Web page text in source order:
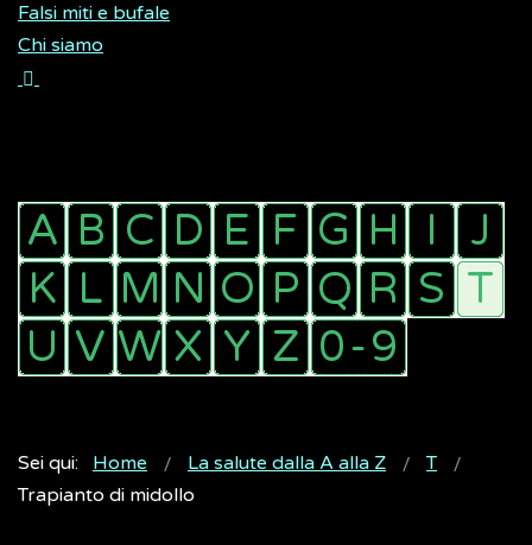
Falsi miti e bufale
Chi siamo
Sei qui: Home La salute dalla A alla Z
T
Trapianto di midollo